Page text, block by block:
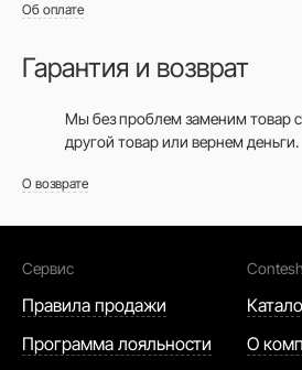
Об оплате
Гарантия и возврат
Мы без проблем заменим товар
другой товар или вернем деньги.
О возврате
Сервис
Правила продажи
Программа лояльности
О